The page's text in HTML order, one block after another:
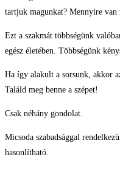
tartjuk magunkat? Mennyire van
Ezt a szakmát többségünk
egész életében. Többségünk
Ha így alakult a sorsunk, akkor
Találd meg benne a szépet!
Csak néhány gondolat.
Micsoda szabadsággal
hasonlítható.